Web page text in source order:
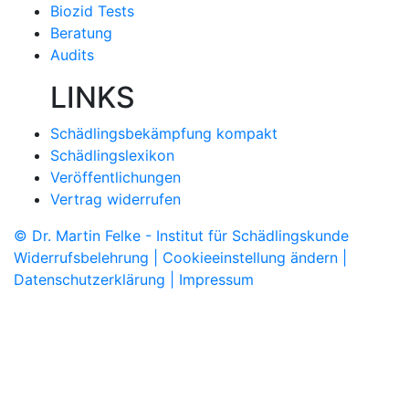
Biozid Tests
Beratung
Audits
LINKS
Schädlingsbekämpfung kompakt
Schädlingslexikon
Veröffentlichungen
Vertrag widerrufen
© Dr. Martin Felke - Institut für Schädlingskunde
Widerrufsbelehrung |
Cookieeinstellung ändern |
Datenschutzerklärung |
Impressum